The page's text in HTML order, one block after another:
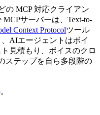
の MCP 対応クライアン
MCPサーバーは、Text-to-
Context Protocolツール
AIエージェントはボイ
見積もり、ボイスのクロ
ステップを自ら多段階の
。